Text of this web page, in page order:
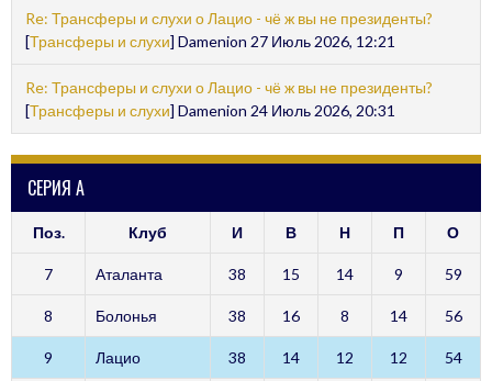
Re: Трансферы и слухи о Лацио - чё ж вы не президенты?
[Трансферы и слухи] Damenion 27 Июль 2026, 12:21
Re: Трансферы и слухи о Лацио - чё ж вы не президенты?
[Трансферы и слухи] Damenion 24 Июль 2026, 20:31
СЕРИЯ А
Поз. Клуб И В Н П О
7 Аталанта 38 15 14 9 59
8 Болонья 38 16 8 14 56
9 Лацио 38 14 12 12 54